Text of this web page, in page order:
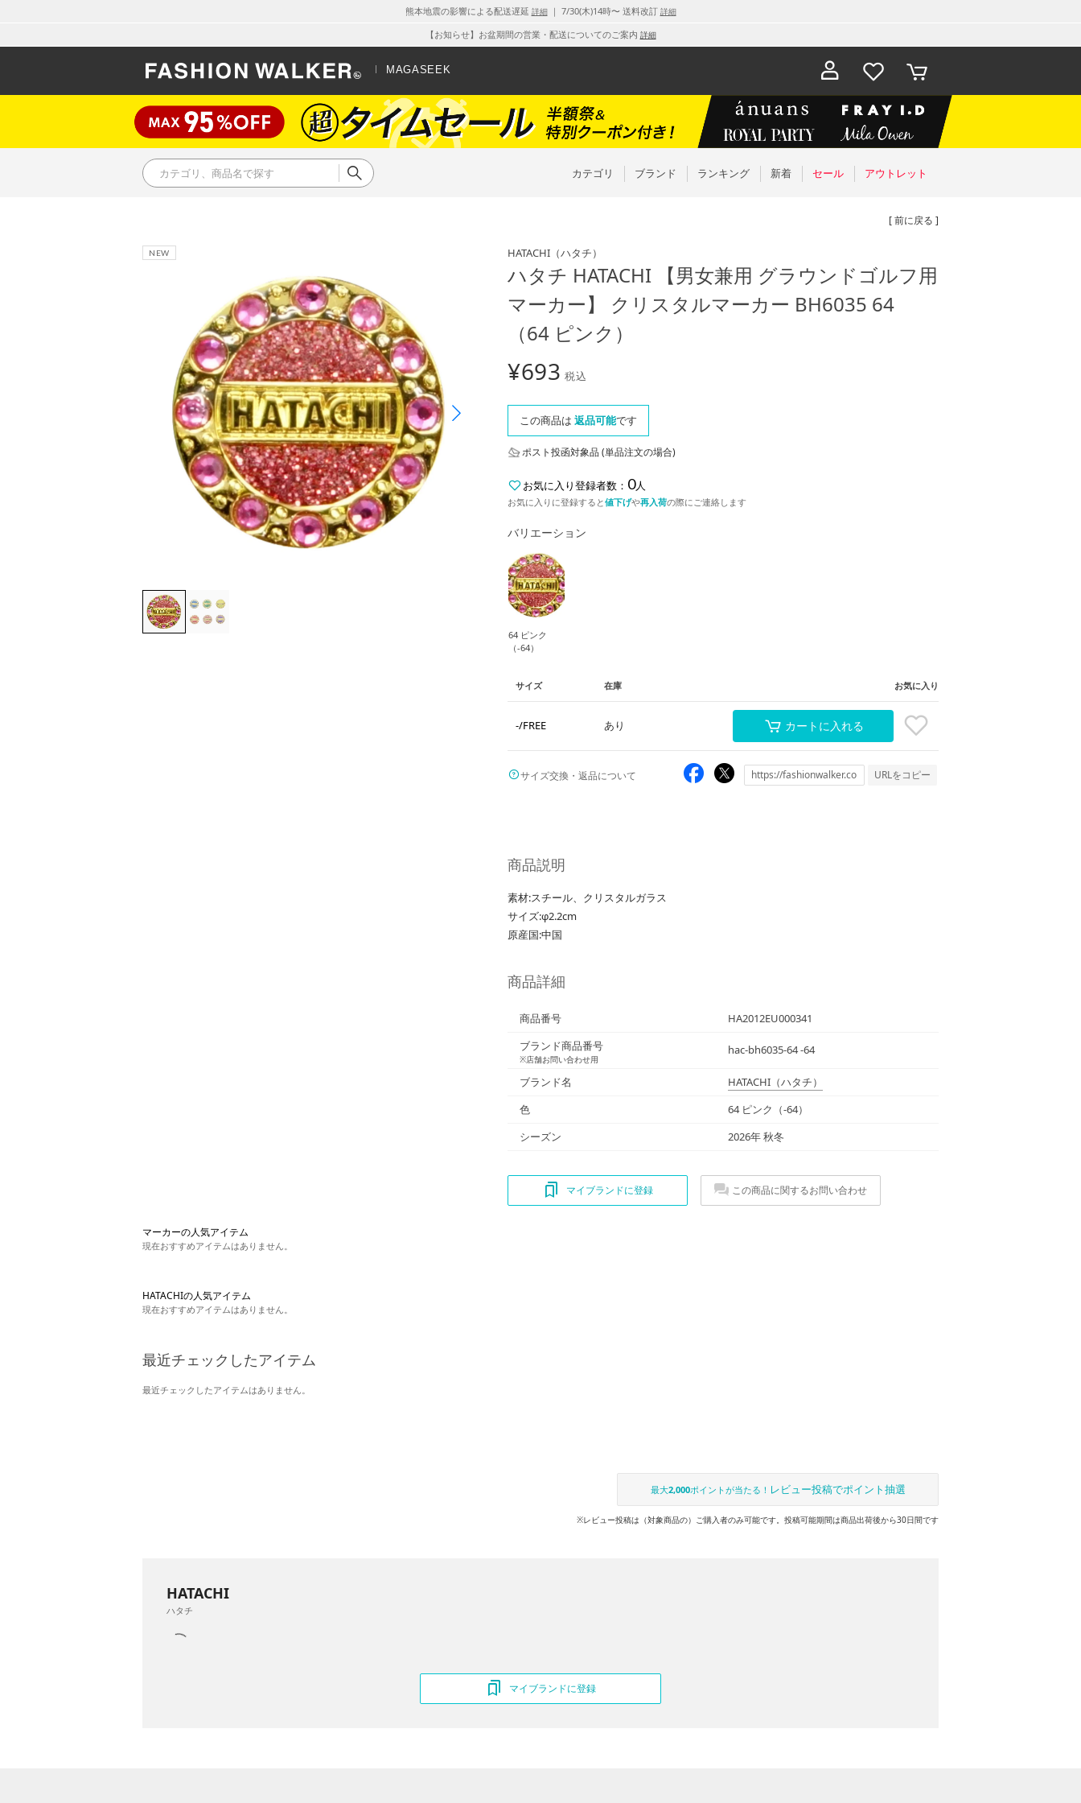
熊本地震の影響による配送遅延 詳細｜ 7/30(木)14時〜 送料改訂 詳細
【お知らせ】お盆期間の営業・配送についてのご案内 詳細
MAGASEEK
お気に入
り
カート
カテゴリ ブランド ランキング 新着 セール アウトレット
[ 前に戻る ]
HATACHI （ハタチ）
ハタチ HATACHI 【男女兼用 グラウンドゴルフ用
マーカー】 クリスタルマーカー BH6035 64
（64 ピンク）
¥693 税込
この商品は 返品可能です
ポスト投函対象品 (単品注文の場合)
お気に入り登録者数： 0人
お気に入りに登録すると値下げや再入荷の際にご連絡します
バリエーション
64 ピンク
（-64）
サイズ 在庫 お気に入り
-/FREE あり カートに入れる
サイズ交換・返品について URLをコピー
商品説明
素材:スチール、クリスタルガラス
サイズ:φ2.2cm
原産国:中国
商品詳細
商品番号
HA2012EU000341
ブランド商品番号
※店舗お問い合わせ用
hac-bh6035-64 -64
ブランド名 HATACHI （ハタチ）
色
64 ピンク（-64）
シーズン
2026年 秋冬
マイブランドに登録 この商品に関するお問い合わせ
マーカーの人気アイテム
現在おすすめアイテムはありません。
HATACHIの人気アイテム
現在おすすめアイテムはありません。
最近チェックしたアイテム
最近チェックしたアイテムはありません。
最大2,000ポイントが当たる！ レビュー投稿でポイント抽選
※レビュー投稿は（対象商品の）ご購入者のみ可能です。投稿可能期間は商品出荷後から30日間です
HATACHI
ハタチ
マイブランドに登録